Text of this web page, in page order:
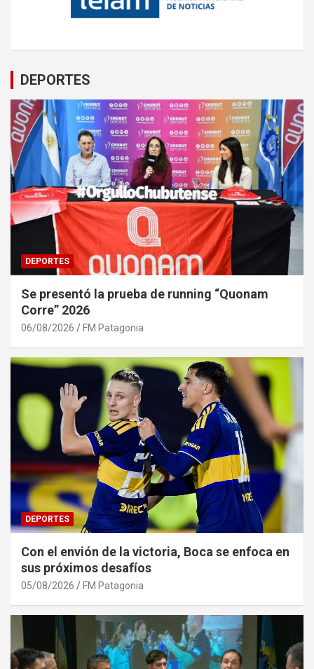
DEPORTES
DEPORTES
Se presentó la prueba de running “Quonam
Corre” 2026
06/08/2026 FM Patagonia
DEPORTES
Con el envión de la victoria, Boca se enfoca en
sus próximos desafíos
05/08/2026 FM Patagonia